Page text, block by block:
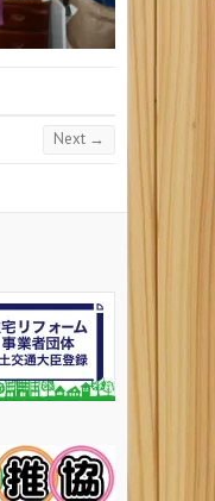
Next →